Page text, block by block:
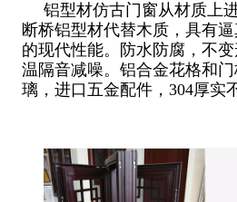
铝型材仿古门窗从材质上
断桥铝型材代替木质，具有
的现代性能。防水防腐，不
温隔音减噪。铝合金花格和
璃，进口五金配件，304厚实